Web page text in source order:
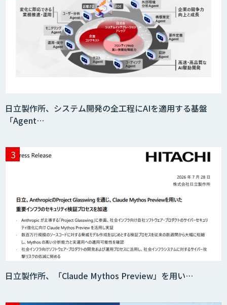
JOINT AI Flow byGMO
Acompany セキュアチャット
AI価格調査ツールSmapra
secondz Agentsense
日立製作所、システム開発の全工程にAIを適用する基盤
「Agent…
日立製作所、「Claude Mythos Preview」を用い…